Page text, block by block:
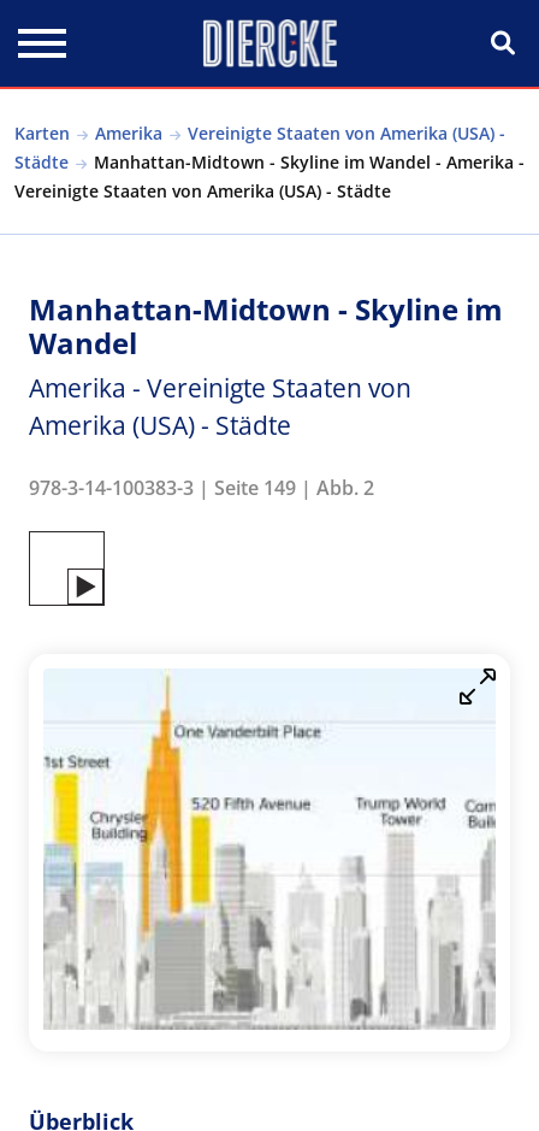
Karten Amerika
Vereinigte Staaten von Amerika (USA) -
Städte
Manhattan-Midtown - Skyline im Wandel - Amerika -
Vereinigte Staaten von Amerika (USA) - Städte
Manhattan-Midtown - Skyline im
Wandel
Amerika - Vereinigte Staaten von
Amerika (USA) - Städte
978-3-14-100383-3 | Seite 149 | Abb. 2
Überblick